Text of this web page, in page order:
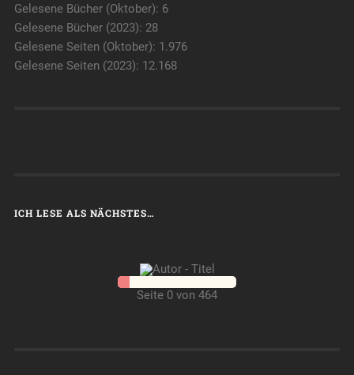
Gelesene Bücher (Oktober): 6
Gelesene Bücher (2023): 28
Gelesene Seiten (Oktober): 1.976
Gelesene Seiten (2023): 12.168
ICH LESE ALS NÄCHSTES…
Seite 0 von 464